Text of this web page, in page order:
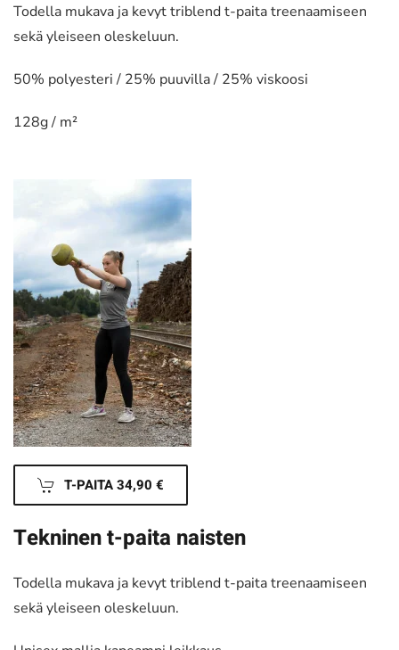
Todella mukava ja kevyt triblend t-paita treenaamiseen
sekä yleiseen oleskeluun.
50% polyesteri / 25% puuvilla / 25% viskoosi
128g / m²
T-PAITA 34,90 €
Tekninen t-paita naisten
Todella mukava ja kevyt triblend t-paita treenaamiseen
sekä yleiseen oleskeluun.